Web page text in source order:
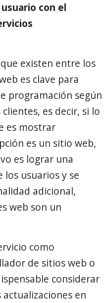
con el
existen entre los
es clave para
programación según
es decir, si lo
es mostrar
es un sitio web,
es lograr una
usuarios y se
adicional,
web son un
como
de sitios web o
considerar
en